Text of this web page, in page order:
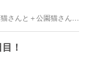
さんと＋公園猫さん…
！